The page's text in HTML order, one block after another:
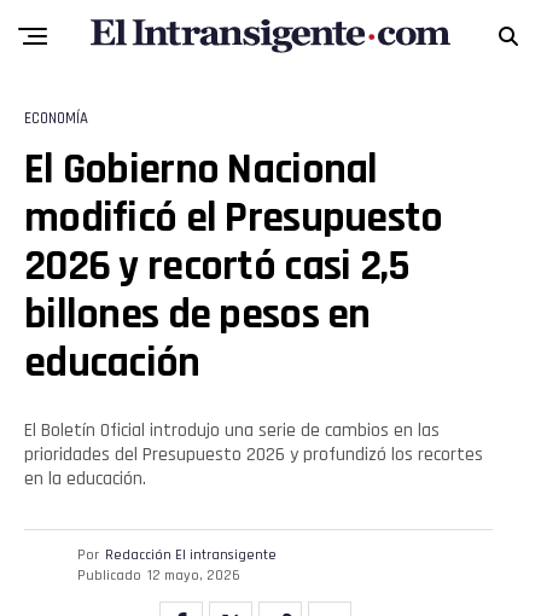
ECONOMÍA
El Gobierno Nacional
modificó el Presupuesto
2026 y recortó casi 2,5
billones de pesos en
educación
El Boletín Oficial introdujo una serie de cambios en las
prioridades del Presupuesto 2026 y profundizó los recortes
en la educación.
Por Redacción El intransigente
Publicado 12 mayo, 2026